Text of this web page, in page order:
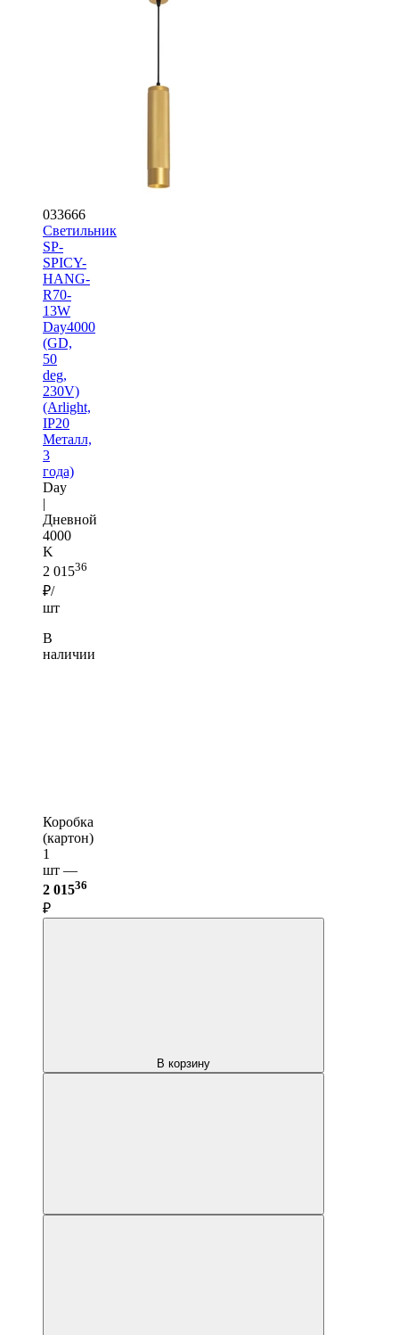
033666
Светильник
SP-
SPICY-
HANG-
R70-
13W
Day4000
(GD,
50
deg,
230V)
(Arlight,
IP20
Металл,
3
года)
Day
|
Дневной
4000
K
2 01536
₽/
шт
В
наличии
Коробка
(картон)
1
шт —
2 01536
₽
В корзину